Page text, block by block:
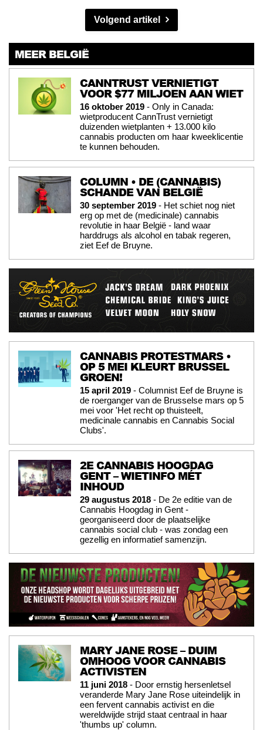
Volgend artikel
MEER BELGIË
CANNTRUST VERNIETIGT
VOOR $77 MILJOEN AAN WIET
16 oktober 2019 - Only in Canada:
wietproducent CannTrust vernietigt
duizenden wietplanten + 13.000 kilo
cannabis producten om haar kweeklicentie
te kunnen behouden.
COLUMN • DE (CANNABIS)
SCHANDE VAN BELGIË
30 september 2019 - Het schiet nog niet
erg op met de (medicinale) cannabis
revolutie in haar België - land waar
harddrugs als alcohol en tabak regeren,
ziet Eef de Bruyne.
CANNABIS PROTESTMARS •
OP 5 MEI KLEURT BRUSSEL
GROEN!
15 april 2019 - Columnist Eef de Bruyne is
de roerganger van de Brusselse mars op 5
mei voor 'Het recht op thuisteelt,
medicinale cannabis en Cannabis Social
Clubs'.
2E CANNABIS HOOGDAG
GENT – WIETINFO MÉT
INHOUD
29 augustus 2018 - De 2e editie van de
Cannabis Hoogdag in Gent -
georganiseerd door de plaatselijke
cannabis social club - was zondag een
gezellig en informatief samenzijn.
MARY JANE ROSE – DUIM
OMHOOG VOOR CANNABIS
ACTIVISTEN
11 juni 2018 - Door ernstig hersenletsel
veranderde Mary Jane Rose uiteindelijk in
een fervent cannabis activist en die
wereldwijde strijd staat centraal in haar
'thumbs up' column.